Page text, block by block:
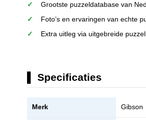
Grootste puzzeldatabase van
Foto’s en ervaringen van echte
Extra uitleg via uitgebreide
Specificaties
Merk Gibson